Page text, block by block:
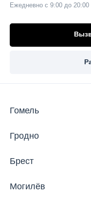
Ежедневно с 9:00 до
Гомель
Гродно
Брест
Могилёв